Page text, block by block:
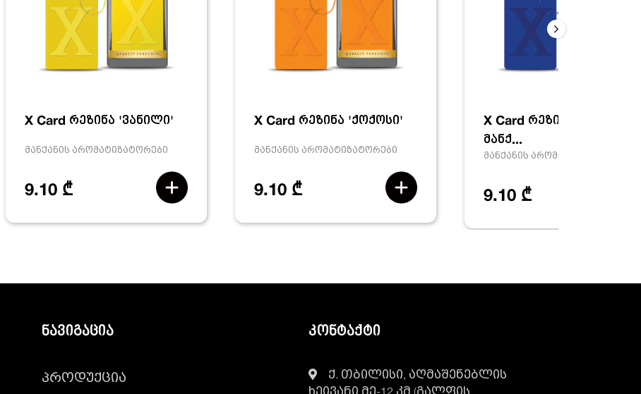
X Card რეზინა 'ვანილი'
მანქანის არომატიზატორები
9.10 ₾
X Card რეზინა 'ქოქოსი'
მანქანის არომატიზატორები
9.10 ₾
X Card რეზინა 'ახალი
მანქ...
მანქანის არომატიზატორები
9.10 ₾
ნავიგაცია
პროდუქცია
კონტაქტი
ქ. თბილისი, აღმაშენებლის